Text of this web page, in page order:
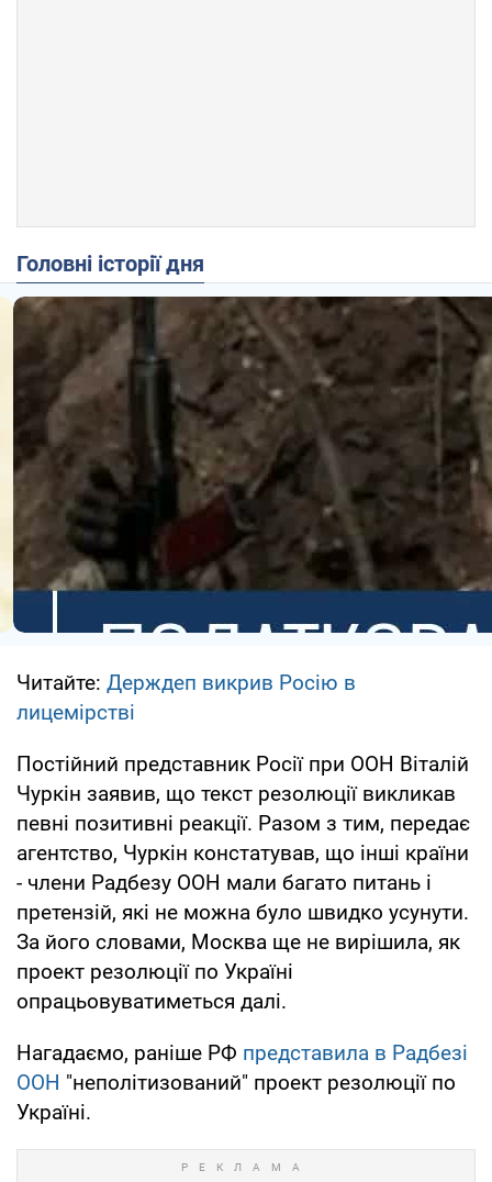
Головні історії дня
Читайте: Держдеп викрив Росію в
лицемірстві
Постійний представник Росії при ООН Віталій
Чуркін заявив, що текст резолюції викликав
певні позитивні реакції. Разом з тим, передає
агентство, Чуркін констатував, що інші країни
- члени Радбезу ООН мали багато питань і
претензій, які не можна було швидко усунути.
За його словами, Москва ще не вирішила, як
проект резолюції по Україні
опрацьовуватиметься далі.
Нагадаємо, раніше РФ представила в Радбезі
ООН "неполітизований" проект резолюції по
Україні.